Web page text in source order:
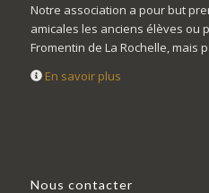
Notre association a pour but
amicales les anciens élèves ou
Fromentin de La Rochelle, mais
En savoir plus
Nous contacter